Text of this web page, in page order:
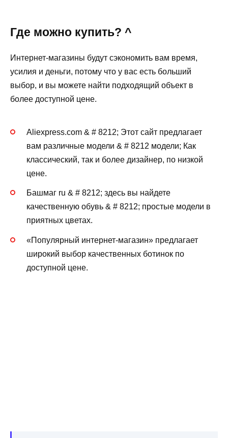
Где можно купить? ^
Интернет-магазины будут сэкономить вам время,
усилия и деньги, потому что у вас есть больший
выбор, и вы можете найти подходящий объект в
более доступной цене.
Aliexpress.com & # 8212; Этот сайт предлагает
вам различные модели & # 8212 модели; Как
классический, так и более дизайнер, по низкой
цене.
Башмаг ru & # 8212; здесь вы найдете
качественную обувь & # 8212; простые модели в
приятных цветах.
«Популярный интернет-магазин» предлагает
широкий выбор качественных ботинок по
доступной цене.